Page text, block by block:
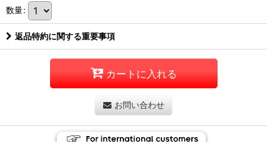
数量:
返品特約に関する重要事項
カートに入れる
お問い合わせ